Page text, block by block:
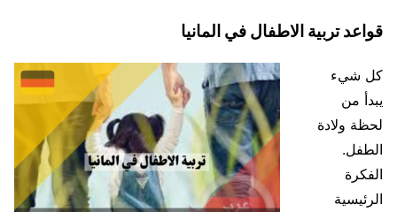
قواعد تربية الاطفال في المانيا
كل شيء
يبدأ من
لحظة ولادة
الطفل.
الفكرة
الرئيسية